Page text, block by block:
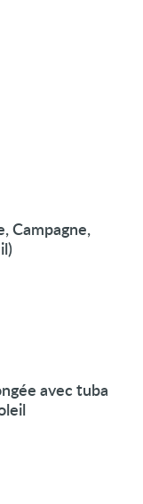
Campagne,
avec tuba